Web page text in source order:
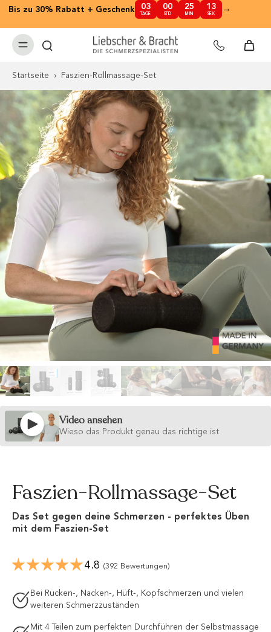
Bis zu 30% Rabatt + Geschenk 03
TAGE
00
STD
25
MIN
12
SEK
→
Startseite › Faszien-Rollmassage-Set
Video ansehen
Wieso das Produkt genau das richtige ist
Faszien-Rollmassage-Set
Das Set gegen deine Schmerzen - perfektes Üben
mit dem Faszien-Set
4.8 (392 Bewertungen)
Bei Rücken-, Nacken-, Hüft-, Kopfschmerzen und vielen
weiteren Schmerzzuständen
Mit 4 Teilen zum perfekten Durchführen der Selbstmassage